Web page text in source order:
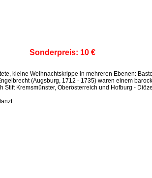
Sonderpreis: 10 €
kleine Weihnachtskrippe in mehreren Ebenen:
(Augsburg, 1712 - 1735) waren einem
Stift Kremsmünster, Oberösterreich und Hofburg -